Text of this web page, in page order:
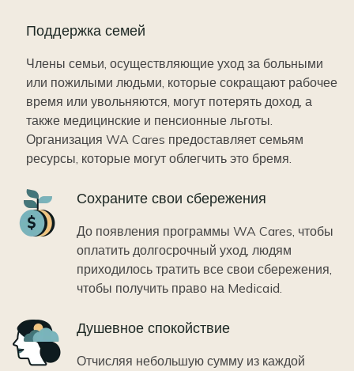
Поддержка семей
Члены семьи, осуществляющие уход за больными
или пожилыми людьми, которые сокращают рабочее
время или увольняются, могут потерять доход, а
также медицинские и пенсионные льготы.
Организация WA Cares предоставляет семьям
ресурсы, которые могут облегчить это бремя.
Icon Сохраните свои сбережения
До появления программы WA Cares, чтобы
оплатить долгосрочный уход, людям
приходилось тратить все свои сбережения,
чтобы получить право на Medicaid.
Icon Душевное спокойствие
Отчисляя небольшую сумму из каждой